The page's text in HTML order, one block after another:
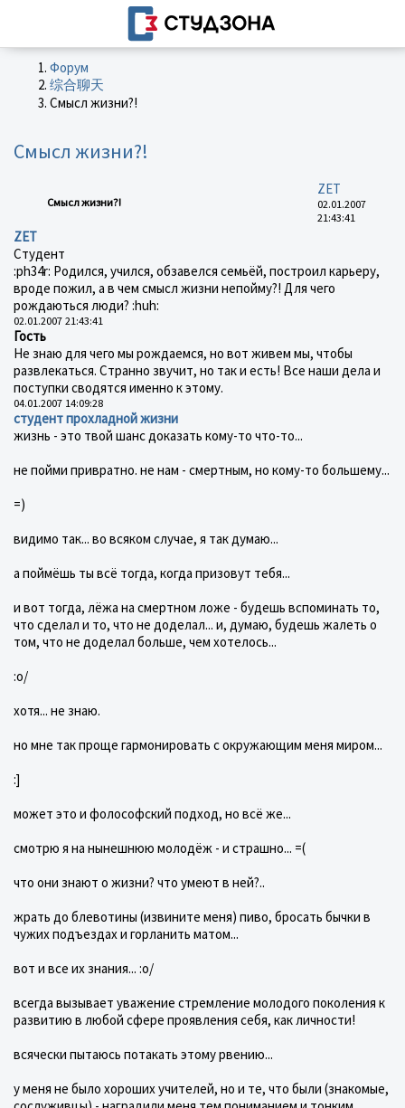
Форум
综合聊天
Смысл жизни?!
Смысл жизни?!
Смысл жизни?!
ZET
02.01.2007
21:43:41
ZET
Студент
:ph34r: Родился, учился, обзавелся семьёй, построил карьеру,
вроде пожил, а в чем смысл жизни непойму?! Для чего
рождаються люди? :huh:
02.01.2007 21:43:41
Гость
Не знаю для чего мы рождаемся, но вот живем мы, чтобы
развлекаться. Странно звучит, но так и есть! Все наши дела и
поступки сводятся именно к этому.
04.01.2007 14:09:28
студент прохладной жизни
жизнь - это твой шанс доказать кому-то что-то...
не пойми привратно. не нам - смертным, но кому-то большему...
=)
видимо так... во всяком случае, я так думаю...
а поймёшь ты всё тогда, когда призовут тебя...
и вот тогда, лёжа на смертном ложе - будешь вспоминать то,
что сделал и то, что не доделал... и, думаю, будешь жалеть о
том, что не доделал больше, чем хотелось...
:о/
хотя... не знаю.
но мне так проще гармонировать с окружающим меня миром...
:]
может это и фолософский подход, но всё же...
смотрю я на нынешнюю молодёж - и страшно... =(
что они знают о жизни? что умеют в ней?..
жрать до блевотины (извините меня) пиво, бросать бычки в
чужих подъездах и горланить матом...
вот и все их знания... :о/
всегда вызывает уважение стремление молодого поколения к
развитию в любой сфере проявления себя, как личности!
всячески пытаюсь потакать этому рвению...
у меня не было хороших учителей, но и те, что были (знакомые,